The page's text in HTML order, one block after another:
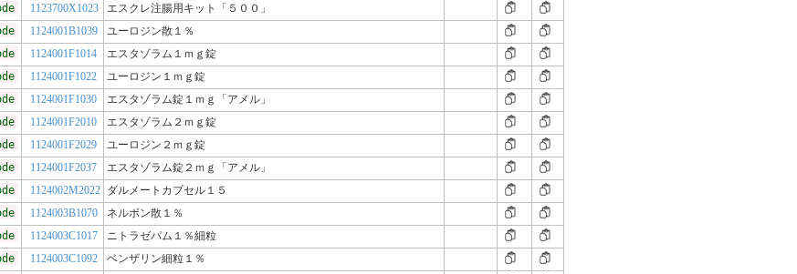
1123700X1023
エスクレ注腸用キット「５００」
1124001B1039
ユーロジン散１％
1124001F1014
エスタゾラム１ｍｇ錠
1124001F1022
ユーロジン１ｍｇ錠
1124001F1030
エスタゾラム錠１ｍｇ「アメル」
1124001F2010
エスタゾラム２ｍｇ錠
1124001F2029
ユーロジン２ｍｇ錠
1124001F2037
エスタゾラム錠２ｍｇ「アメル」
1124002M2022 ダルメートカプセル１５
1124003B1070
ネルボン散１％
1124003C1017
ニトラゼパム１％細粒
1124003C1092
ベンザリン細粒１％